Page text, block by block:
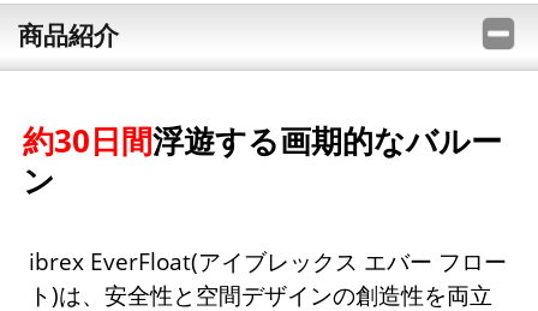
商品紹介
約30日間浮遊する画期的なバルー
ン
ibrex EverFloat(アイブレックス エバー フロー
ト)は、安全性と空間デザインの創造性を両立